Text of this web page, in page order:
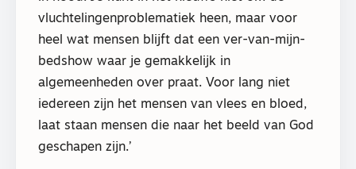
vluchtelingenproblematiek heen, maar voor
heel wat mensen blijft dat een ver-van-mijn-
bedshow waar je gemakkelijk in
algemeenheden over praat. Voor lang niet
iedereen zijn het mensen van vlees en bloed,
laat staan mensen die naar het beeld van God
geschapen zijn.’